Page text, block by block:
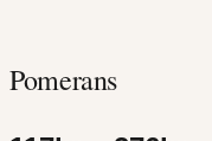
Pomerans